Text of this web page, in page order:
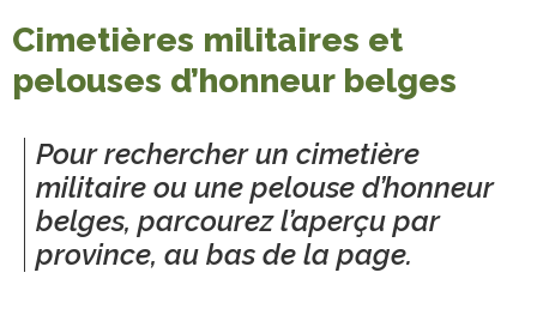
Cimetières militaires et
pelouses d’honneur belges
Pour rechercher un cimetière
militaire ou une pelouse d’honneur
belges, parcourez l’aperçu par
province, au bas de la page.